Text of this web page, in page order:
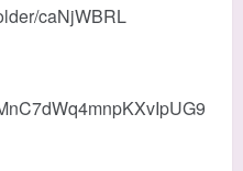
caNjWBRL